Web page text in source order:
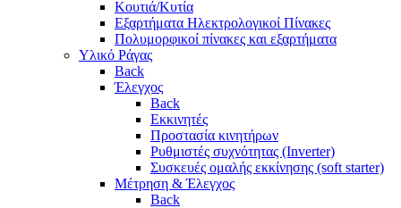
Κουτιά/Κυτία
Εξαρτήματα Ηλεκτρολογικοί Πίνακες
Πολυμορφικοί πίνακες και εξαρτήματα
Υλικό Ράγας
Back
Έλεγχος
Back
Εκκινητές
Προστασία κινητήρων
Ρυθμιστές συχνότητας (Inverter)
Συσκευές ομαλής εκκίνησης (soft starter)
Μέτρηση & Έλεγχος
Back